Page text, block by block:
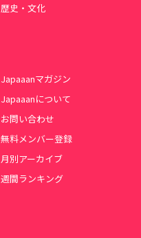
歴史・文化
Japaaanマガジン
Japaaanについて
お問い合わせ
無料メンバー登録
月別アーカイブ
週間ランキング